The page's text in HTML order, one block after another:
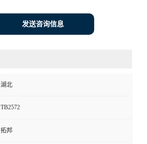
发送咨询信息
湖北
TB2572
拓邦